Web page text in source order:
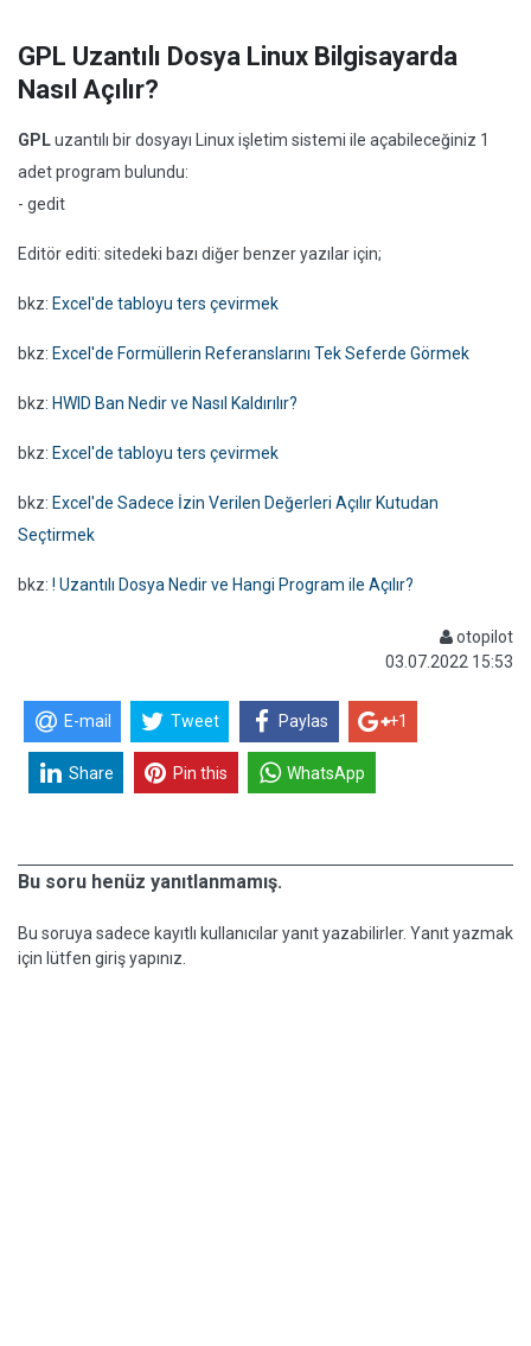
GPL Uzantılı Dosya Linux Bilgisayarda
Nasıl Açılır?
GPLuzantılı bir dosyayı Linux işletim sistemi ile açabileceğiniz 1
adet program bulundu:
- gedit
Editör editi: sitedeki bazı diğer benzer yazılar için;
bkz: Excel'de tabloyu ters çevirmek
bkz: Excel'de Formüllerin Referanslarını Tek Seferde Görmek
bkz: HWID Ban Nedir ve Nasıl Kaldırılır?
bkz: Excel'de tabloyu ters çevirmek
bkz: Excel'de Sadece İzin Verilen Değerleri Açılır Kutudan
Seçtirmek
bkz: ! Uzantılı Dosya Nedir ve Hangi Program ile Açılır?
otopilot
03.07.2022 15:53
E-mail Tweet Paylas +1
Share Pin this WhatsApp
Bu soru henüz yanıtlanmamış.
Bu soruya sadece kayıtlı kullanıcılar yanıt yazabilirler. Yanıt yazmak
için lütfen giriş yapınız.